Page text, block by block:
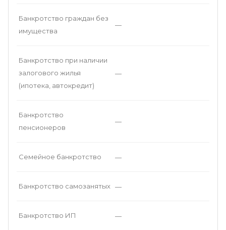
Банкротство граждан без
имущества
—
Банкротство при наличии
залогового жилья
(ипотека, автокредит)
—
Банкротство
пенсионеров
—
Семейное банкротство —
Банкротство самозанятых —
Банкротство ИП —